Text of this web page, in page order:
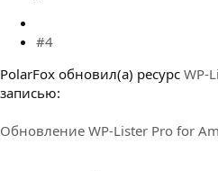
#4
PolarFox обновил(а) ресурс WP-
записью:
Обновление WP-Lister Pro for